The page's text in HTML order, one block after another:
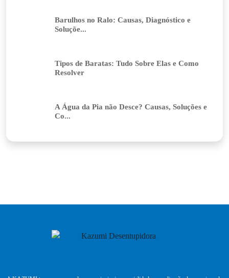
Barulhos no Ralo: Causas, Diagnóstico e
Soluçõe...
Tipos de Baratas: Tudo Sobre Elas e Como
Resolver
A Água da Pia não Desce? Causas, Soluções e
Co...